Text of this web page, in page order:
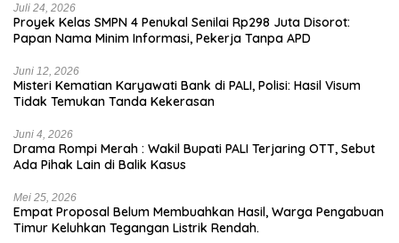
Juli 24, 2026
Proyek Kelas SMPN 4 Penukal Senilai Rp298 Juta Disorot:
Papan Nama Minim Informasi, Pekerja Tanpa APD
Juni 12, 2026
Misteri Kematian Karyawati Bank di PALI, Polisi: Hasil Visum
Tidak Temukan Tanda Kekerasan
Juni 4, 2026
Drama Rompi Merah : Wakil Bupati PALI Terjaring OTT, Sebut
Ada Pihak Lain di Balik Kasus
Mei 25, 2026
Empat Proposal Belum Membuahkan Hasil, Warga Pengabuan
Timur Keluhkan Tegangan Listrik Rendah.